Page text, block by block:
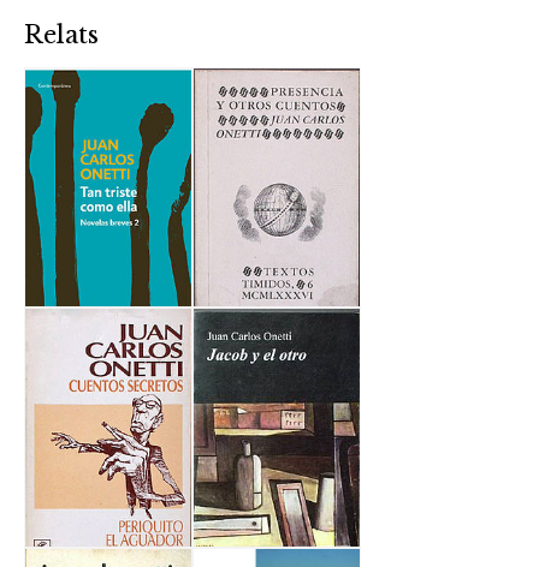
Relats